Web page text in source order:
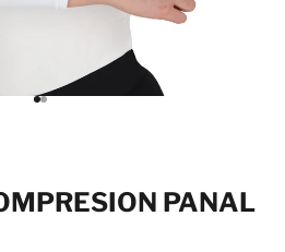
Ir al artículo 1
Ir al artículo 2
PANAL